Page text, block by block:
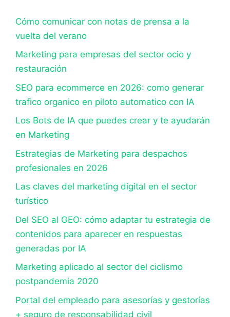
Cómo comunicar con notas de prensa a la
vuelta del verano
Marketing para empresas del sector ocio y
restauración
SEO para ecommerce en 2026: como generar
trafico organico en piloto automatico con IA
Los Bots de IA que puedes crear y te ayudarán
en Marketing
Estrategias de Marketing para despachos
profesionales en 2026
Las claves del marketing digital en el sector
turístico
Del SEO al GEO: cómo adaptar tu estrategia de
contenidos para aparecer en respuestas
generadas por IA
Marketing aplicado al sector del ciclismo
postpandemia 2020
Portal del empleado para asesorías y gestorías
+ seguro de responsabilidad civil